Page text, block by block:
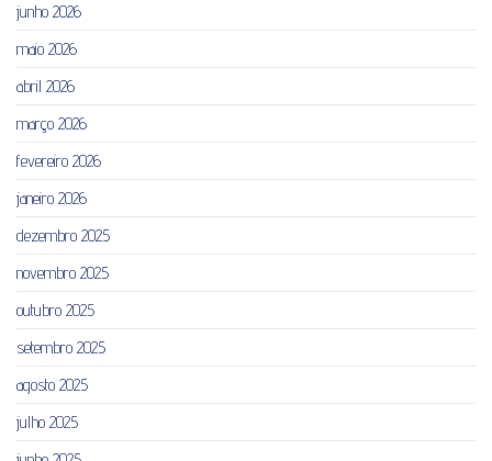
junho 2026
maio 2026
abril 2026
março 2026
fevereiro 2026
janeiro 2026
dezembro 2025
novembro 2025
outubro 2025
setembro 2025
agosto 2025
julho 2025